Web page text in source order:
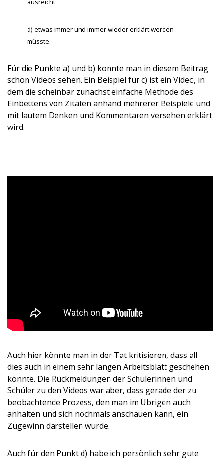
ausreicht
d) etwas immer und immer wieder erklärt werden
müsste.
Für die Punkte a) und b) konnte man in diesem Beitrag
schon Videos sehen. Ein Beispiel für c) ist ein Video, in
dem die scheinbar zunächst einfache Methode des
Einbettens von Zitaten anhand mehrerer Beispiele und
mit lautem Denken und Kommentaren versehen erklärt
wird.
Auch hier könnte man in der Tat kritisieren, dass all
dies auch in einem sehr langen Arbeitsblatt geschehen
könnte. Die Rückmeldungen der Schülerinnen und
Schüler zu den Videos war aber, dass gerade der zu
beobachtende Prozess, den man im Übrigen auch
anhalten und sich nochmals anschauen kann, ein
Zugewinn darstellen würde.
Auch für den Punkt d) habe ich persönlich sehr gute